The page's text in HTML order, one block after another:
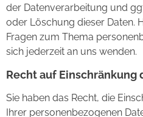
der Datenverarbeitung und
oder Löschung dieser Daten.
Fragen zum Thema
sich jederzeit an uns wenden.
Recht auf Einschränkung
Sie haben das Recht, die
Ihrer personenbezogenen